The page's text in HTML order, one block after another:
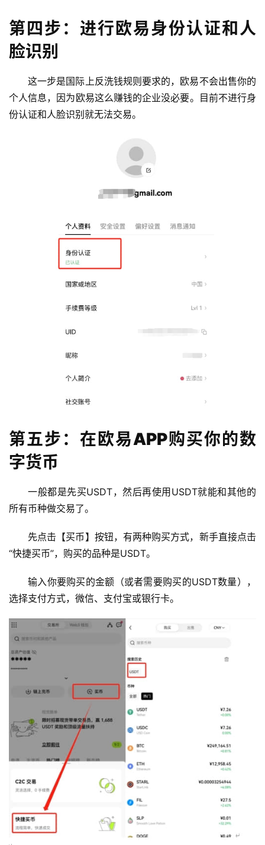
第四步：进行欧易身份认证和人
脸识别
这一步是国际上反洗钱规则要求的，欧易不会出售你的
个人信息，因为欧易这么赚钱的企业没必要。目前不进行身
份认证和人脸识别就无法交易。
第五步：在欧易APP购买你的数
字货币
一般都是先买USDT，然后再使用USDT就能和其他的
所有币种做交易了。
先点击【买币】按钮，有两种购买方式，新手直接点击
“快捷买币”，购买的品种是USDT。
输入你要购买的金额（或者需要购买的USDT数量），
选择支付方式，微信、支付宝或银行卡。